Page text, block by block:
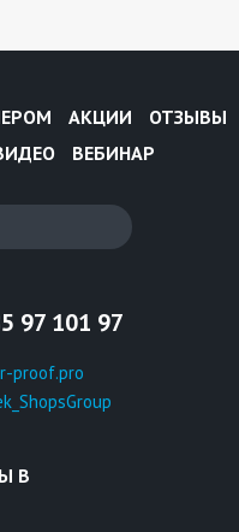
АКЦИИ
ОТЗЫВЫ
ВЕБИНАР
97 101 97
proof.pro
В